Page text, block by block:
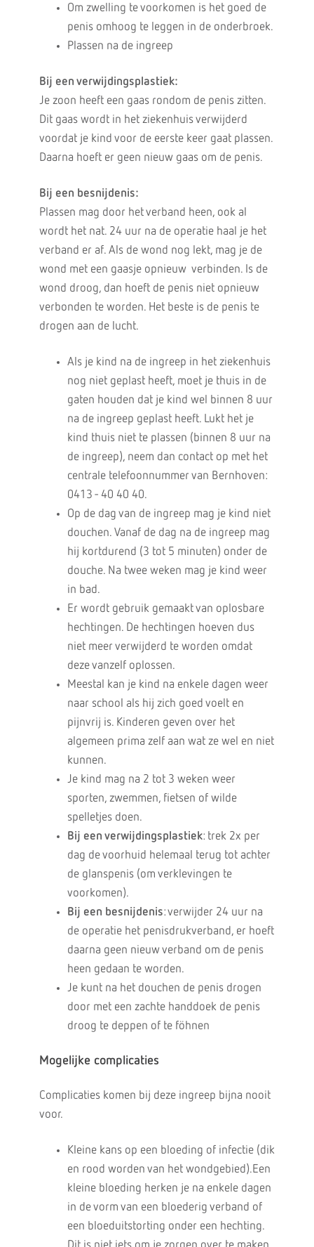
Om zwelling te voorkomen is het goed de
penis omhoog te leggen in de onderbroek.
Plassen na de ingreep
Bij een verwijdingsplastiek:
Je zoon heeft een gaas rondom de penis zitten.
Dit gaas wordt in het ziekenhuis verwijderd
voordat je kind voor de eerste keer gaat plassen.
Daarna hoeft er geen nieuw gaas om de penis.
Bij een besnijdenis:
Plassen mag door het verband heen, ook al
wordt het nat. 24 uur na de operatie haal je het
verband er af. Als de wond nog lekt, mag je de
wond met een gaasje opnieuw verbinden. Is de
wond droog, dan hoeft de penis niet opnieuw
verbonden te worden. Het beste is de penis te
drogen aan de lucht.
Als je kind na de ingreep in het ziekenhuis
nog niet geplast heeft, moet je thuis in de
gaten houden dat je kind wel binnen 8 uur
na de ingreep geplast heeft. Lukt het je
kind thuis niet te plassen (binnen 8 uur na
de ingreep), neem dan contact op met het
centrale telefoonnummer van Bernhoven:
0413 - 40 40 40.
Op de dag van de ingreep mag je kind niet
douchen. Vanaf de dag na de ingreep mag
hij kortdurend (3 tot 5 minuten) onder de
douche. Na twee weken mag je kind weer
in bad.
Er wordt gebruik gemaakt van oplosbare
hechtingen. De hechtingen hoeven dus
niet meer verwijderd te worden omdat
deze vanzelf oplossen.
Meestal kan je kind na enkele dagen weer
naar school als hij zich goed voelt en
pijnvrij is. Kinderen geven over het
algemeen prima zelf aan wat ze wel en niet
kunnen.
Je kind mag na 2 tot 3 weken weer
sporten, zwemmen, fietsen of wilde
spelletjes doen.
Bij een verwijdingsplastiek: trek 2x per
dag de voorhuid helemaal terug tot achter
de glanspenis (om verklevingen te
voorkomen).
Bij een besnijdenis: verwijder 24 uur na
de operatie het penisdrukverband, er hoeft
daarna geen nieuw verband om de penis
heen gedaan te worden.
Je kunt na het douchen de penis drogen
door met een zachte handdoek de penis
droog te deppen of te föhnen
Mogelijke complicaties
Complicaties komen bij deze ingreep bijna nooit
voor.
Kleine kans op een bloeding of infectie (dik
en rood worden van het wondgebied).Een
kleine bloeding herken je na enkele dagen
in de vorm van een bloederig verband of
een bloeduitstorting onder een hechting.